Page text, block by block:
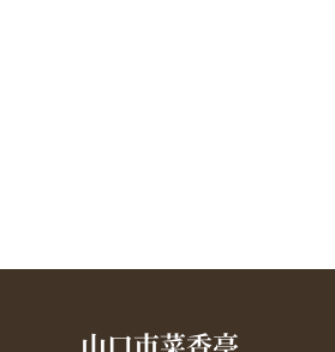
山口市菜香亭